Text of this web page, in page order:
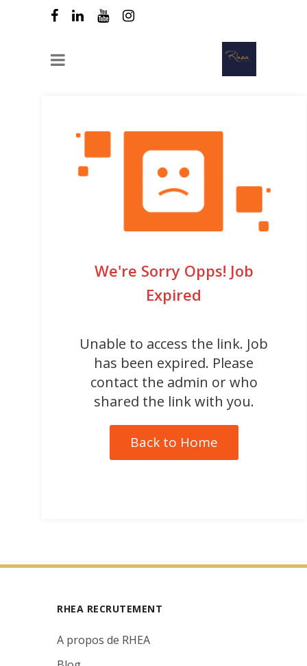
We're Sorry Opps! Job
Expired
Unable to access the link. Job
has been expired. Please
contact the admin or who
shared the link with you.
Back to Home
RHEA RECRUTEMENT
A propos de RHEA